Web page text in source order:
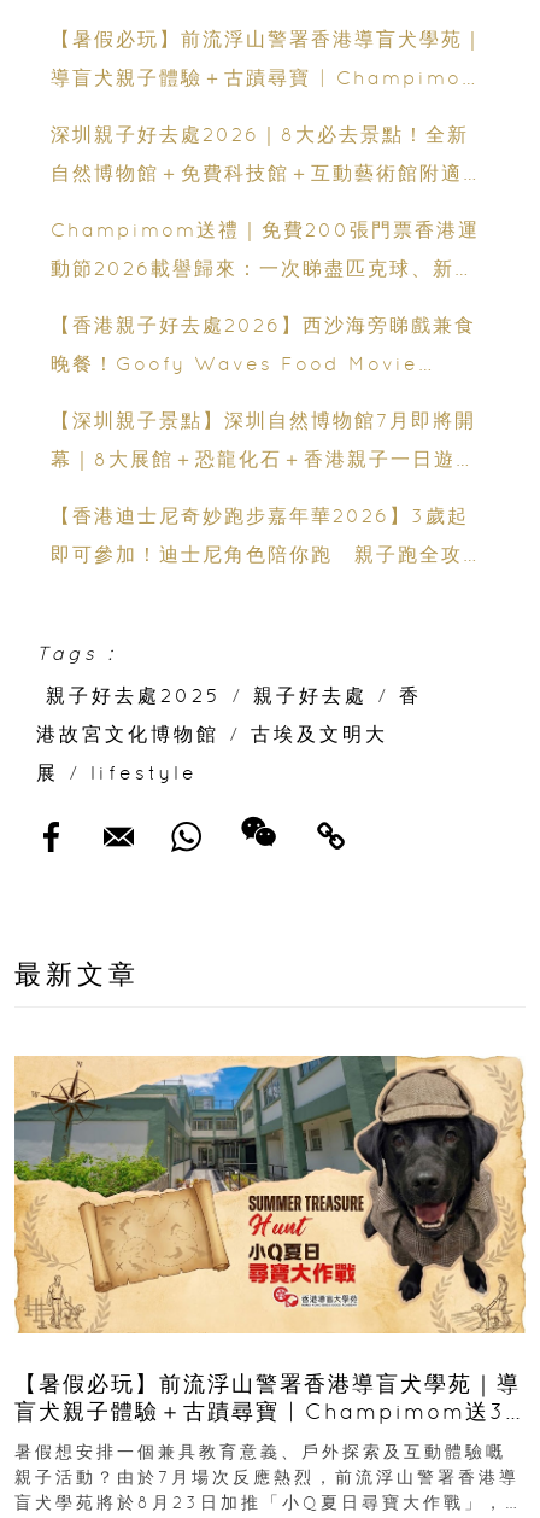
【暑假必玩】前流浮山警署香港導盲犬學苑｜
導盲犬親子體驗＋古蹟尋寶 | Champimom
深圳親子好去處2026｜8大必去景點！全新
自然博物館＋免費科技館＋互動藝術館附適合
Champimom送禮｜免費200張門票香港運
動節2026載譽歸來：一次睇盡匹克球、新興
【香港親子好去處2026】西沙海旁睇戲兼食
晚餐！Goofy Waves Food Movie
【深圳親子景點】深圳自然博物館7月即將開
幕｜8大展館＋恐龍化石＋香港親子一日遊推
【香港迪士尼奇妙跑步嘉年華2026】3歲起
即可參加！迪士尼角色陪你跑 親子跑全攻略
Tags :
親子好去處2025
/ 親子好去處 /
香
港故宮文化博物館
/
古埃及文明大
展
/ lifestyle
最新文章
【暑假必玩】前流浮山警署香港導盲犬學苑｜導
盲犬親子體驗＋古蹟尋寶 | Champimom送3
組免費名額
暑假想安排一個兼具教育意義、戶外探索及互動體驗嘅
親子活動？由於7月場次反應熱烈，前流浮山警署香港導
盲犬學苑將於8月23日加推「小Q夏日尋寶大作戰」，家